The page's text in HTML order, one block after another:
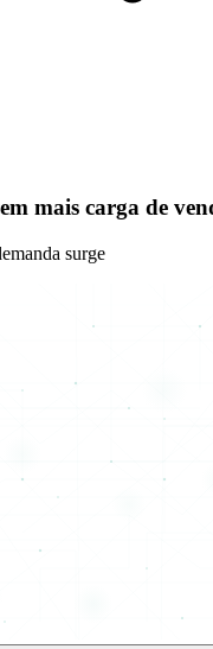
mais carga de
surge